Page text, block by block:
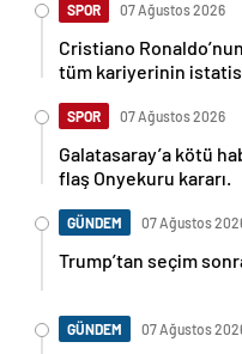
SPOR 07 Ağustos 2026
Cristiano
tüm kariyerinin
SPOR 07 Ağustos 2026
Galatasaray’a kötü
flaş Onyekuru kararı.
GÜNDEM 07 Ağustos
Trump’tan seçim
GÜNDEM 07 Ağustos